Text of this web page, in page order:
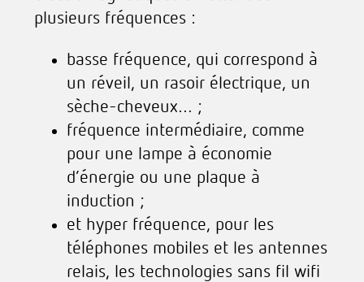
plusieurs fréquences :
basse fréquence, qui correspond à
un réveil, un rasoir électrique, un
sèche-cheveux… ;
fréquence intermédiaire, comme
pour une lampe à économie
d’énergie ou une plaque à
induction ;
et hyper fréquence, pour les
téléphones mobiles et les antennes
relais, les technologies sans fil wifi